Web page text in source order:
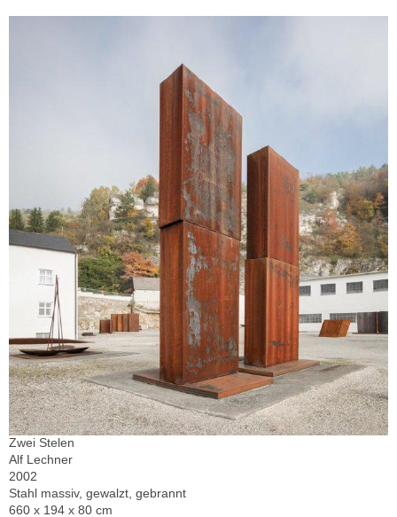
Zwei Stelen
Alf Lechner
2002
Stahl massiv, gewalzt, gebrannt
660 x 194 x 80 cm